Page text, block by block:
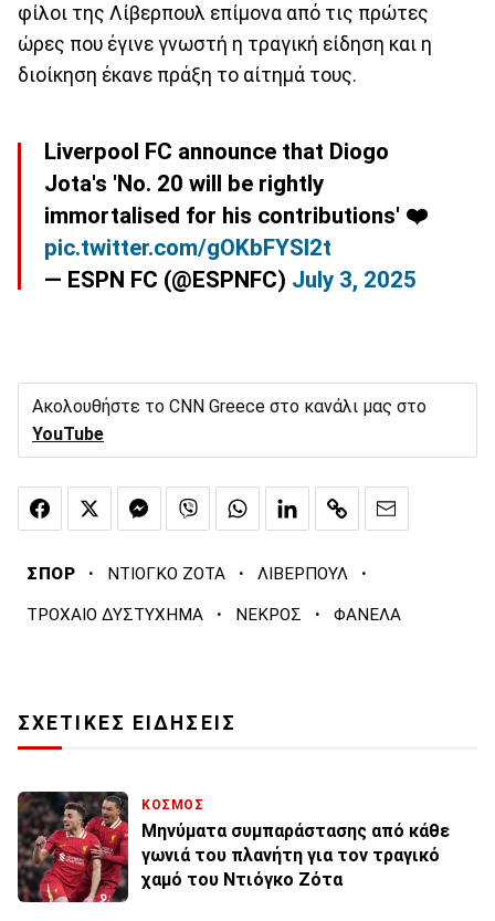
φίλοι της Λίβερπουλ επίμονα από τις πρώτες
ώρες που έγινε γνωστή η τραγική είδηση και η
διοίκηση έκανε πράξη το αίτημά τους.
Liverpool FC announce that Diogo
Jota's 'No. 20 will be rightly
immortalised for his contributions' ❤️
pic.twitter.com/gOKbFYSl2t
— ESPN FC (@ESPNFC) July 3, 2025
Ακολουθήστε το CNN Greece στο κανάλι μας στο
YouTube
ΣΠΟΡ · ΝΤΙΟΓΚΟ ΖΟΤΑ · ΛΙΒΕΡΠΟΥΛ ·
ΤΡΟΧΑΙΟ ΔΥΣΤΥΧΗΜΑ · ΝΕΚΡΟΣ · ΦΑΝΕΛΑ
ΣΧΕΤΙΚΕΣ ΕΙΔΗΣΕΙΣ
ΚΟΣΜΟΣ
Μηνύματα συμπαράστασης από κάθε
γωνιά του πλανήτη για τον τραγικό
χαμό του Ντιόγκο Ζότα